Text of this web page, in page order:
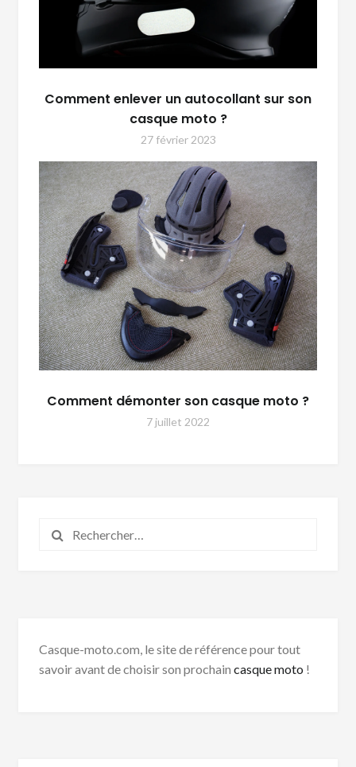
Comment enlever un autocollant sur son
casque moto ?
27 février 2023
Comment démonter son casque moto ?
7 juillet 2022
Rechercher :
Casque-moto.com, le site de référence pour tout
savoir avant de choisir son prochain casque moto !